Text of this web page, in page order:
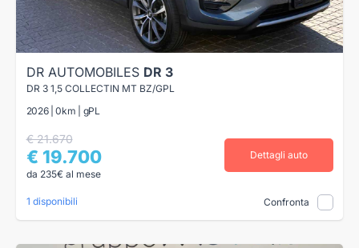
DR AUTOMOBILES DR 3
DR 3 1,5 COLLECTIN MT BZ/GPL
2026 | 0km | gPL
€ 21.670
€ 19.700
da 235€ al mese
Dettagli auto
1 disponibili Confronta